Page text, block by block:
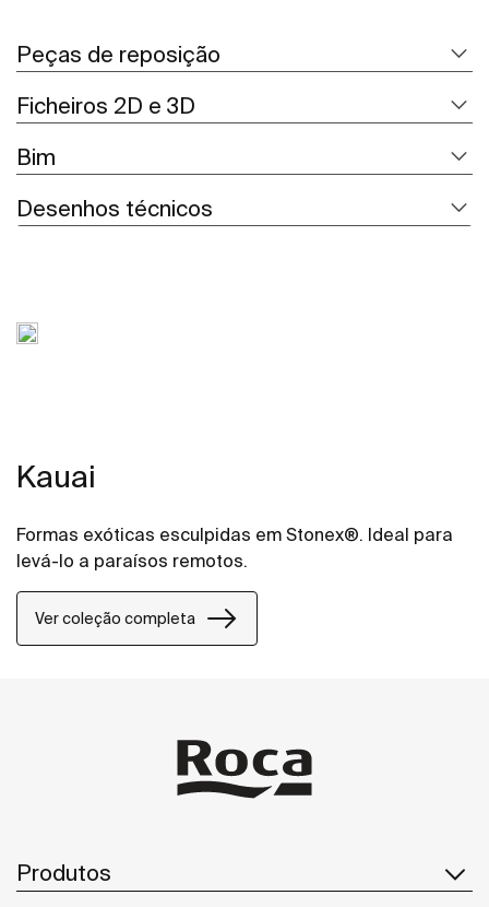
Peças de reposição
Ficheiros 2D e 3D
Bim
Desenhos técnicos
Kauai
Formas exóticas esculpidas em Stonex®. Ideal para
levá-lo a paraísos remotos.
Ver coleção completa
Produtos